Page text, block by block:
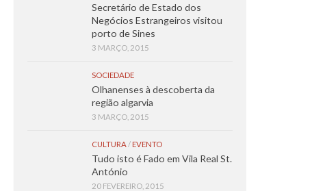
Secretário de Estado dos
Negócios Estrangeiros visitou
porto de Sines
3 MARÇO, 2015
SOCIEDADE
Olhanenses à descoberta da
região algarvia
3 MARÇO, 2015
CULTURA/ EVENTO
Tudo isto é Fado em Vila Real St.
António
20 FEVEREIRO, 2015